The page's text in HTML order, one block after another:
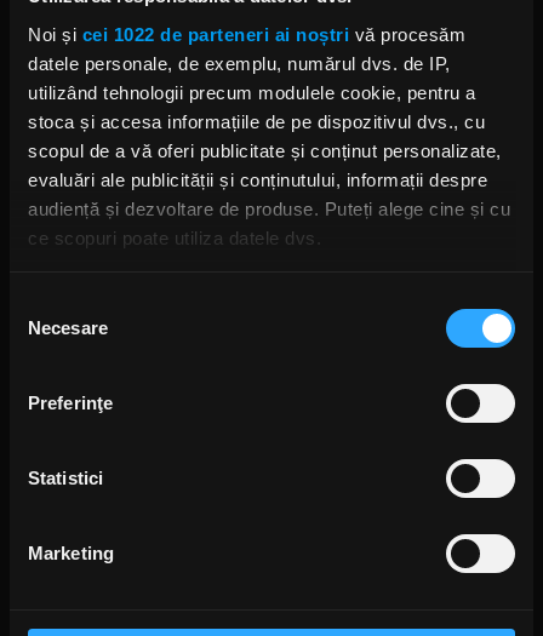
Noi și cei 1022 de parteneri ai noștri vă procesăm
datele personale, de exemplu, numărul dvs. de IP,
utilizând tehnologii precum modulele cookie, pentru a
stoca și accesa informațiile de pe dispozitivul dvs., cu
scopul de a vă oferi publicitate și conținut personalizate,
evaluări ale publicității și conținutului, informații despre
audiență și dezvoltare de produse. Puteți alege cine și cu
ce scopuri poate utiliza datele dvs.
Să colectăm informațiile cu privire la locația dvs.
Să vă identificăm dispozitivul scanândul-l în mod
activ după caracteristici specifice (amprentare)
dvs. personale și configurați-vă preferințele la
secțiunea
anunțurile, pentru a oferi funcții de rețele sociale și pentru
consimțământului
Necesare
Preferinţe
Statistici
Marketing
View this post on Instagram
A post shared by Eurovision Song Contest (@eurovision)
CONCERT ALEXANDRA CAPITANESCU ALEXANDRA CĂPITĂNESCU